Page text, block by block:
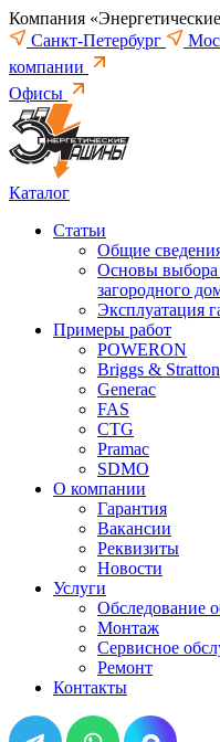
Компания
Санкт-Петербург
компании
Офисы
Каталог
Статьи
Общие
Основы выбора
загородного
Эксплуатация
Примеры работ
POWERON
Briggs & Stratton
Generac
FAS
CTG
Pramac
SDMO
О компании
Гарантия
Вакансии
Реквизиты
Новости
Услуги
Обследование
Монтаж
Сервисное
Ремонт
Контакты